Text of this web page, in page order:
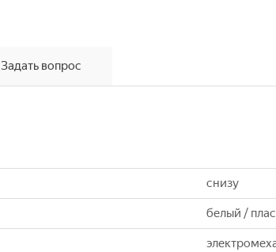
Задать вопрос
снизу
белый /